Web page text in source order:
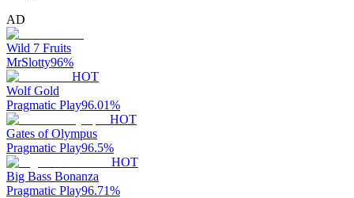
AD
Wild 7 Fruits
MrSlotty96%
HOT
Wolf Gold
Pragmatic Play96.01%
HOT
Gates of Olympus
Pragmatic Play96.5%
HOT
Big Bass Bonanza
Pragmatic Play96.71%